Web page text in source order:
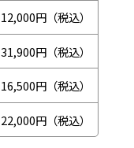
12,000円（税込）
31,900円（税込）
16,500円（税込）
22,000円（税込）